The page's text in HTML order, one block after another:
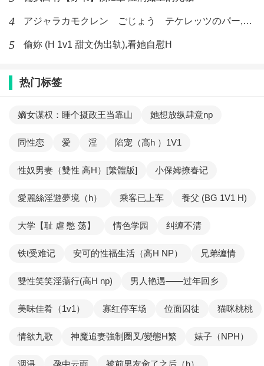
4 アジャラカモクレン ごじょう テケレッツのパー,【No. 42 Rube Goldberg Machine】十四
5 偷妳 (H 1v1 甜文伪出轨),看她自慰H
热门标签
嫡女谋权：睡个摄政王当靠山 她想放纵肆意np
同性恋 爱 淫 陷宠（高h ）1V1
性奴男妻（雙性 高H）[繁體版] 小保姆撩春记
愛麗絲淫遊夢境（h） 乘客已上车 養父 (BG 1V1 H)
大学【耻 虐 憋 荡】 情色学园 纠缠不清
铁t受难记 安可的性福生活（高H NP） 兄弟缠情
雙性笑笑淫蕩行(高H np) 男人艳遇——过年回乡
美味佳肴（1v1） 寡红停车场 位面囚徒 猫咪桃桃
情欲九歌 神魔追妻強制圈叉/變態H繁 婊子（NPH）
洇浔 孕中云雨 被前男友肏了之后（h）